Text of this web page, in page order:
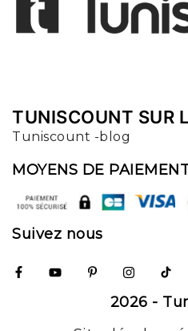
TUNISCOUNT SUR
Tuniscount -blog
MOYENS DE
Suivez nous
2026 -